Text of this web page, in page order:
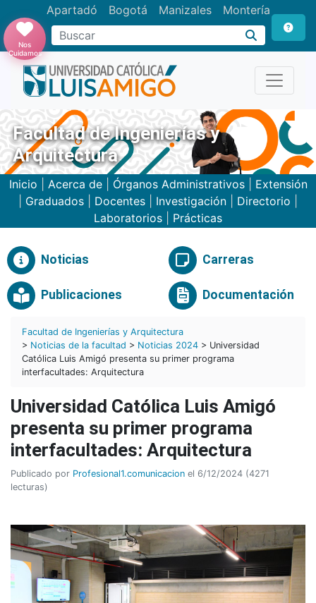
Apartadó Bogotá Manizales Montería
Buscar
Nos
Cuidamos
Facultad de Ingenierías y
Arquitectura
Inicio Acerca de| Órganos Administrativos| Extensión
Graduados Docentes Investigación Directorio
Laboratorios
Prácticas
Noticias Carreras
Publicaciones Documentación
Facultad de Ingenierías y Arquitectura
> Noticias de la facultad > Noticias 2024 > Universidad
Católica Luis Amigó presenta su primer programa
interfacultades: Arquitectura
Universidad Católica Luis Amigó
presenta su primer programa
interfacultades: Arquitectura
Publicado por Profesional1.comunicacion el 6/12/2024 (4271
lecturas)